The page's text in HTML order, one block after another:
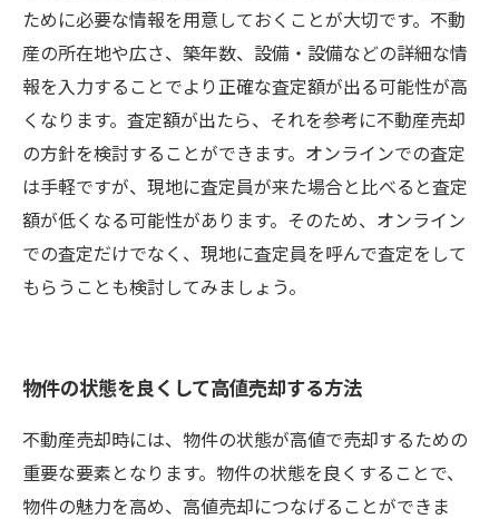
ために必要な情報を用意しておくことが大切です。不動
産の所在地や広さ、築年数、設備・設備などの詳細な情
報を入力することでより正確な査定額が出る可能性が高
くなります。査定額が出たら、それを参考に不動産売却
の方針を検討することができます。オンラインでの査定
は手軽ですが、現地に査定員が来た場合と比べると査定
額が低くなる可能性があります。そのため、オンライン
での査定だけでなく、現地に査定員を呼んで査定をして
もらうことも検討してみましょう。
物件の状態を良くして高値売却する方法
不動産売却時には、物件の状態が高値で売却するための
重要な要素となります。物件の状態を良くすることで、
物件の魅力を高め、高値売却につなげることができま